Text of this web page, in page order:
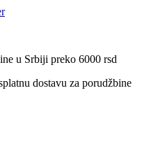
u Srbiji preko 6000 rsd
dostavu za porudžbine